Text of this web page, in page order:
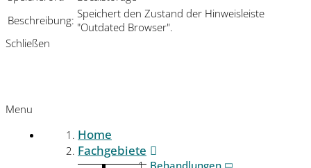
Beschreibung: Speichert den Zustand der Hinweisleiste
"Outdated Browser".
Schließen
Menu
Home
Fachgebiete
Behandlungen